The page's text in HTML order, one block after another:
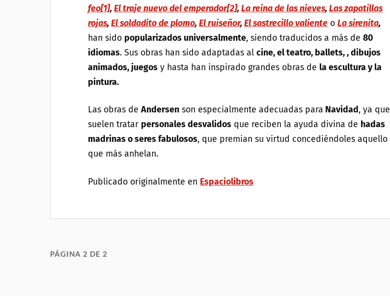
feo[1],El traje nuevo del emperador[2],La reina de las nieves,Las zapatillas
rojas,El soldadito de plomo,El ruiseñor,El sastrecillo valiente oLa sirenita,
han sido popularizados universalmente, siendo traducidos a más de80
idiomas. Sus obras han sido adaptadas alcine, el teatro, ballets, , dibujos
animados, juegos y hasta han inspirado grandes obras de la escultura y la
pintura.
Las obras deAndersen son especialmente adecuadas para Navidad, ya que
suelen tratar personales desvalidos que reciben la ayuda divina de hadas
madrinas o seres fabulosos, que premian su virtud concediéndoles aquello
que más anhelan.
Publicado originalmente en Espaciolibros
PÁGINA 2 DE 2